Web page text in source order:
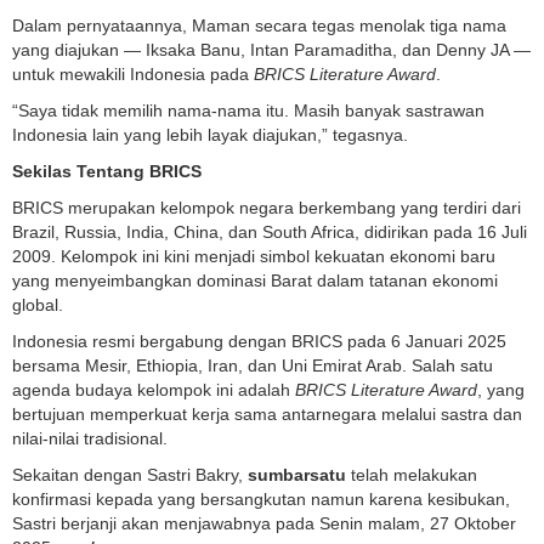
Dalam pernyataannya, Maman secara tegas menolak tiga nama
yang diajukan — Iksaka Banu, Intan Paramaditha, dan Denny JA —
untuk mewakili Indonesia pada BRICS Literature Award.
“Saya tidak memilih nama-nama itu. Masih banyak sastrawan
Indonesia lain yang lebih layak diajukan,” tegasnya.
Sekilas Tentang BRICS
BRICS merupakan kelompok negara berkembang yang terdiri dari
Brazil, Russia, India, China, dan South Africa, didirikan pada 16 Juli
2009. Kelompok ini kini menjadi simbol kekuatan ekonomi baru
yang menyeimbangkan dominasi Barat dalam tatanan ekonomi
global.
Indonesia resmi bergabung dengan BRICS pada 6 Januari 2025
bersama Mesir, Ethiopia, Iran, dan Uni Emirat Arab. Salah satu
agenda budaya kelompok ini adalah BRICS Literature Award, yang
bertujuan memperkuat kerja sama antarnegara melalui sastra dan
nilai-nilai tradisional.
Sekaitan dengan Sastri Bakry, sumbarsatu telah melakukan
konfirmasi kepada yang bersangkutan namun karena kesibukan,
Sastri berjanji akan menjawabnya pada Senin malam, 27 Oktober